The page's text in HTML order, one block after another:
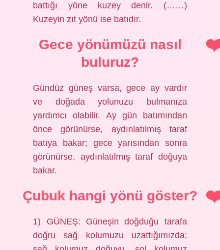
battığı yöne kuzey denir. (……)
Kuzeyin zıt yönü ise batıdır.
Gece yönümüzü nasıl
buluruz?
Gündüz güneş varsa, gece ay vardır
ve doğada yolunuzu bulmanıza
yardımcı olabilir. Ay gün batımından
önce görünürse, aydınlatılmış taraf
batıya bakar; gece yarısından sonra
görünürse, aydınlatılmış taraf doğuya
bakar.
Çubuk hangi yönü göster?
1) GÜNEŞ: Güneşin doğduğu tarafa
doğru sağ kolumuzu uzattığımızda;